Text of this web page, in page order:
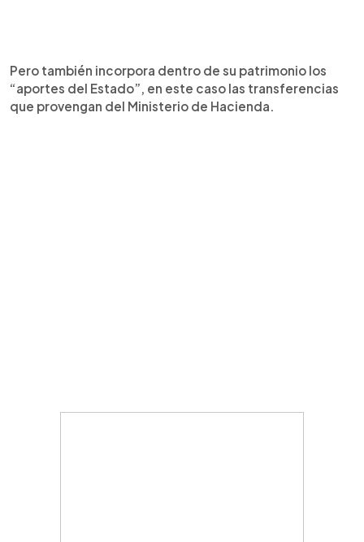
Pero también incorpora dentro de su patrimonio los
“aportes del Estado”, en este caso las transferencias
que provengan del Ministerio de Hacienda.